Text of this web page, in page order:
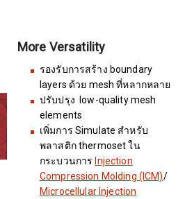
More Versatility
รองรับการสร้าง boundary
layers ด้วย mesh ที่หลากหลาย
ปรับปรุง low-quality mesh
elements
เพิ่มการ Simulate สำหรับ
พลาสติก thermoset ใน
กระบวนการ Injection
Compression Molding (ICM)/
Microcellular Injection